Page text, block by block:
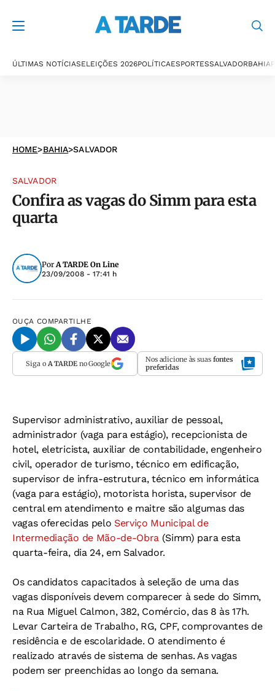
ÚLTIMAS NOTÍCIASELEIÇÕES 2026POLÍTICAESPORTESSALVADORBAHIA
HOME>BAHIA>SALVADOR
SALVADOR
Confira as vagas do Simm para esta
quarta
PorA TARDE On Line
23/09/2008 - 17:41 h
OUÇA COMPARTILHE
Siga o A TARDEno Google Nos adicione às suas fontes
preferidas
Supervisor administrativo, auxiliar de pessoal,
administrador (vaga para estágio), recepcionista de
hotel, eletricista, auxiliar de contabilidade, engenheiro
civil, operador de turismo, técnico em edificação,
supervisor de infra-estrutura, técnico em informática
(vaga para estágio), motorista horista, supervisor de
central em atendimento e maitre são algumas das
vagas oferecidas pelo Serviço Municipal de
Intermediação de Mão-de-Obra (Simm) para esta
quarta-feira, dia 24, em Salvador.
Os candidatos capacitados à seleção de uma das
vagas disponíveis devem comparecer à sede do Simm,
na Rua Miguel Calmon, 382, Comércio, das 8 às 17h.
Levar Carteira de Trabalho, RG, CPF, comprovantes de
residência e de escolaridade. O atendimento é
realizado através de sistema de senhas. As vagas
podem ser preenchidas ao longo da semana.